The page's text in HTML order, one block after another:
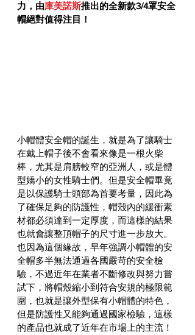
力，由庫美諾斯推出的全新款3/4罩安全
帽絕對值得注目！
小帽體安全帽的誕生，就是為了讓騎士
在戴上帽子後不會看來像是一根火柴
棒，尤其是肩膀較窄的亞洲人，或是體
型嬌小的女性騎士們。但是安全帽畢竟
是以保護騎士頭部為首要考量，因此為
了確保足夠的防護性，帽殼內的緩衝素
材都必須達到一定厚度，而這樣的結果
也就會讓整頂帽子的尺寸進一步放大。
也因為這個緣故，早年強調小帽體的安
全帽多半無法通過各國嚴苛的安全檢
驗，不過近年在業者不斷修改與努力嘗
試下，將帽殼縮小到符合安規的極限範
圍，也就是讓外型保有小帽體的特色，
但是防護性又能夠通過國家檢驗，這樣
的產品也就成了近年在市場上的主流！